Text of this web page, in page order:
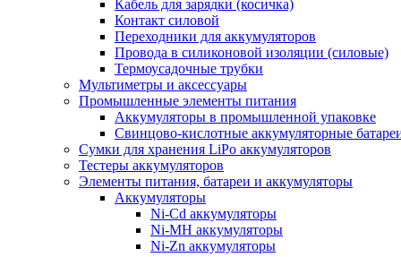
Кабель для зарядки (косичка)
Контакт силовой
Переходники для аккумуляторов
Провода в силиконовой изоляции (силовые)
Термоусадочные трубки
Мультиметры и аксессуары
Промышленные элементы питания
Аккумуляторы в промышленной упаковке
Свинцово-кислотные аккумуляторные
Сумки для хранения LiPo аккумуляторов
Тестеры аккумуляторов
Элементы питания, батареи и аккумуляторы
Аккумуляторы
Ni-Cd аккумуляторы
Ni-MH аккумуляторы
Ni-Zn аккумуляторы